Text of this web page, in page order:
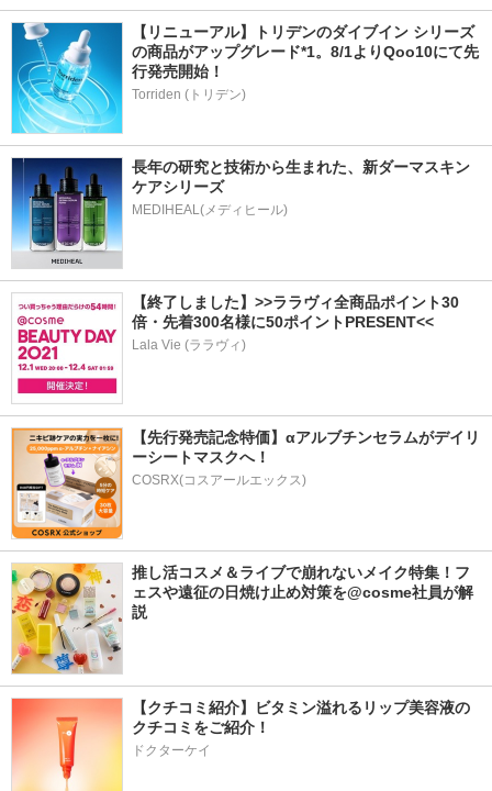
【リニューアル】トリデンのダイブイン シリーズ
の商品がアップグレード*1。8/1よりQoo10にて先
行発売開始！
Torriden (トリデン)
長年の研究と技術から生まれた、新ダーマスキン
ケアシリーズ
【終了しました】>>ララヴィ全商品ポイント30
倍・先着300名様に50ポイントPRESENT<<
Lala Vie (ララヴィ)
【先行発売記念特価】αアルブチンセラムがデイリ
ーシートマスクへ！
COSRX(コスアールエックス)
推し活コスメ＆ライブで崩れないメイク特集！フ
ェスや遠征の日焼け止め対策を@cosme社員が解
説
【クチコミ紹介】ビタミン溢れるリップ美容液の
クチコミをご紹介！
ドクターケイ